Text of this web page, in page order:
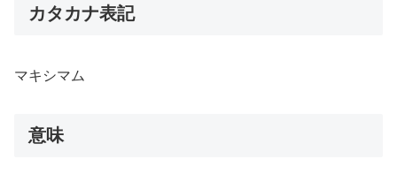
カタカナ表記
マキシマム
意味